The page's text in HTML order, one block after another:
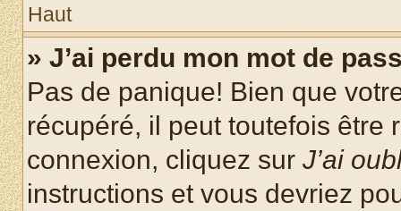
Haut
» J’ai perdu mon mot de
Pas de panique! Bien que
récupéré, il peut toutefois être
connexion, cliquez sur J’ai
instructions et vous devriez